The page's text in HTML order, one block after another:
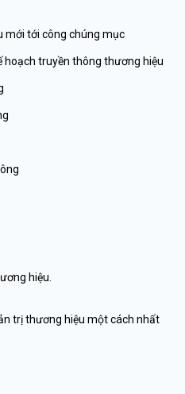
mới tới công chúng mục
hoạch truyền thông thương hiệu
hiệu.
trị thương hiệu một cách nhất